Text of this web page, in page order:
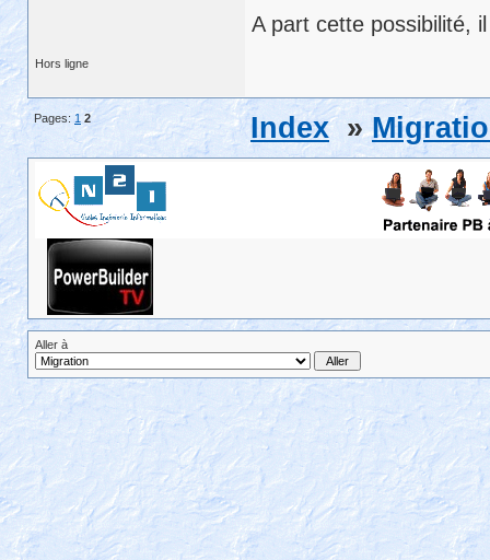
A part cette possibilité,
Hors ligne
Pages: 1 2 Index »
Aller à